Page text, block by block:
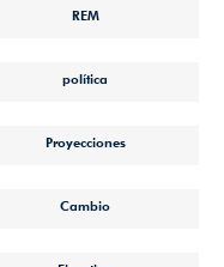
REM
política
Proyecciones
Cambio